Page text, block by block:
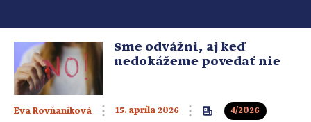
Sme odvážni, aj keď
nedokážeme povedať nie
Eva Rovňaníková 15. apríla 2026 4/2026